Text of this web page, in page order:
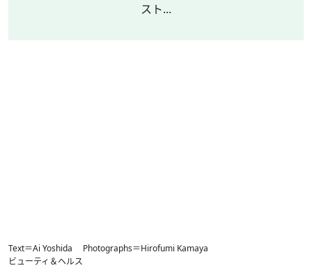
スト...
Text＝Ai Yoshida Photographs＝Hirofumi Kamaya
ビューティ＆ヘルス